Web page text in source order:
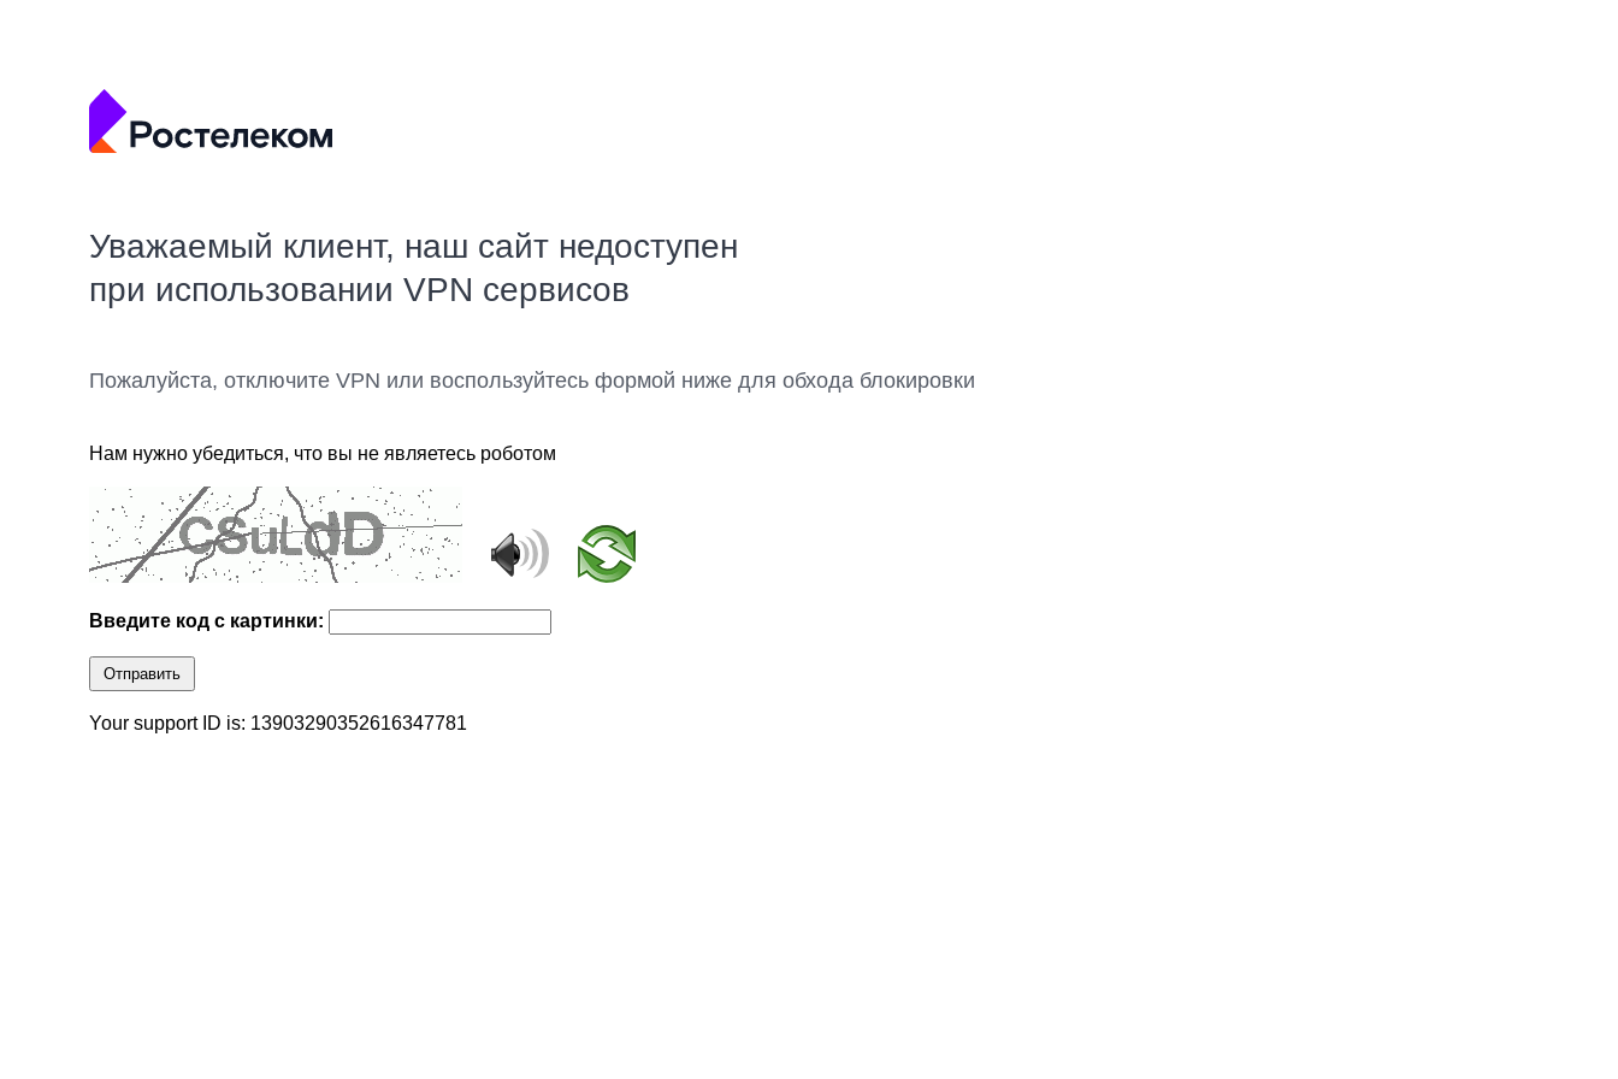
Уважаемый клиент, наш сайт недоступен
при использовании VPN сервисов
Пожалуйста, отключите VPN или воспользуйтесь формой ниже для обхода блокировки
Нам нужно убедиться, что вы не являетесь роботом
Введите код с картинки:
Отправить
Your support ID is: 13903290352616347781